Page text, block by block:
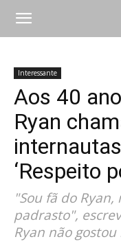
Interessante
Aos 40
Ryan
‘Respeito
"Sou fã do
padrasto",
Ryan não